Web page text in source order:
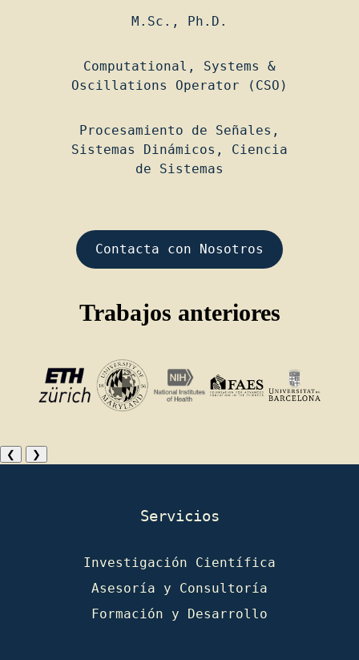
M.Sc., Ph.D.
Computational, Systems &
Oscillations Operator (CSO)
Procesamiento de Señales,
Sistemas Dinámicos, Ciencia
de Sistemas
Contacta con Nosotros
Trabajos anteriores
❮ ❯
Servicios
Investigación Científica
Asesoría y Consultoría
Formación y Desarrollo